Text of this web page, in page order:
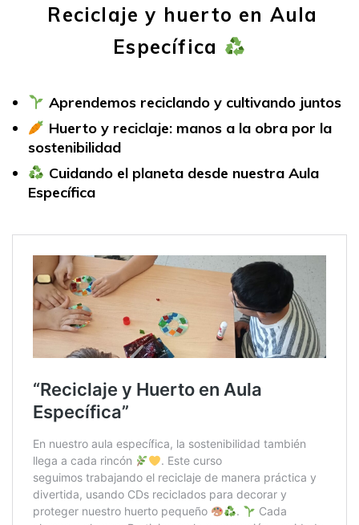
Reciclaje y huerto en Aula
Específica
Aprendemos reciclando y cultivando juntos
Huerto y reciclaje: manos a la obra por la
sostenibilidad
Cuidando el planeta desde nuestra Aula
Específica